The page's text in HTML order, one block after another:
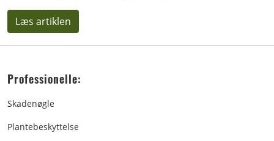
Læs artiklen
Professionelle:
Skadenøgle
Plantebeskyttelse